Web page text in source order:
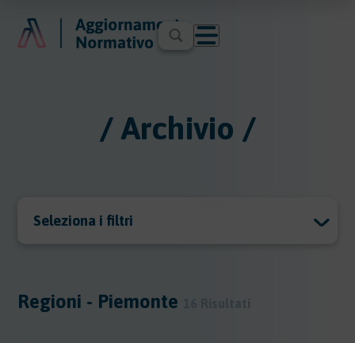
/ Archivio /
Seleziona i filtri
Regioni - Piemonte